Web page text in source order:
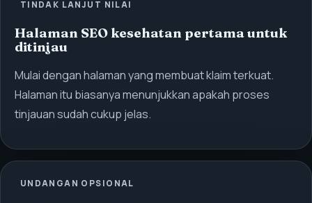
TINDAK LANJUT NILAI
Halaman SEO kesehatan pertama untuk
ditinjau
Mulai dengan halaman yang membuat klaim terkuat.
Halaman itu biasanya menunjukkan apakah proses
tinjauan sudah cukup jelas.
UNDANGAN OPSIONAL